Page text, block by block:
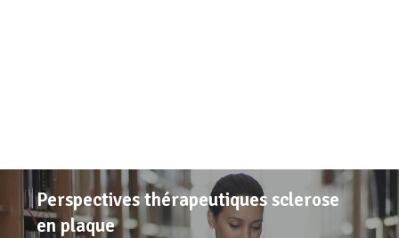
Perspectives thérapeutiques sclerose
en plaque